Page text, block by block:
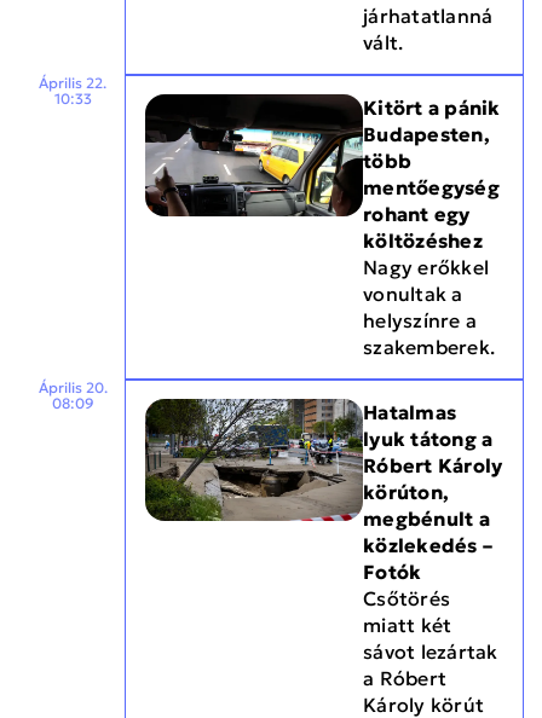
járhatatlanná
vált.
Április 22.
10:33
Kitört a pánik
Budapesten,
több
mentőegység
rohant egy
költözéshez
Nagy erőkkel
vonultak a
helyszínre a
szakemberek.
Április 20.
08:09
Hatalmas
lyuk tátong a
Róbert Károly
körúton,
megbénult a
közlekedés –
Fotók
Csőtörés
miatt két
sávot lezártak
a Róbert
Károly körút